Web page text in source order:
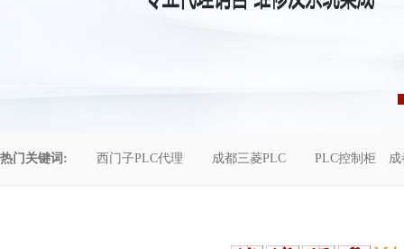
热门关键词: 西门子PLC代理 成都三菱PLC PLC控制柜